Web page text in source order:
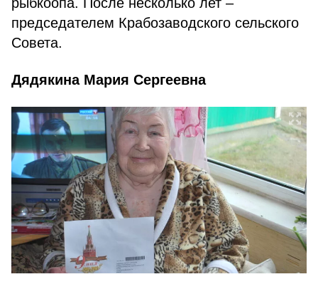
председателем Крабозаводского сельского
Совета.
Дядякина Мария Сергеевна